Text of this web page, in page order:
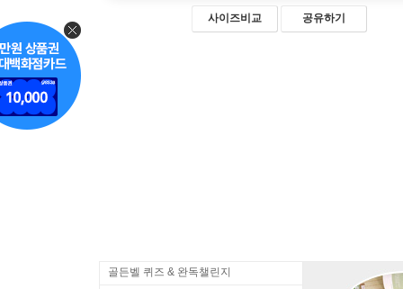
사이즈비교 공유하기
골든벨 퀴즈 & 완독챌린지